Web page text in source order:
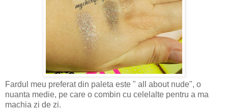
Fardul meu preferat din paleta este " all about nude", o
nuanta medie, pe care o combin cu celelalte pentru a ma
machia zi de zi.